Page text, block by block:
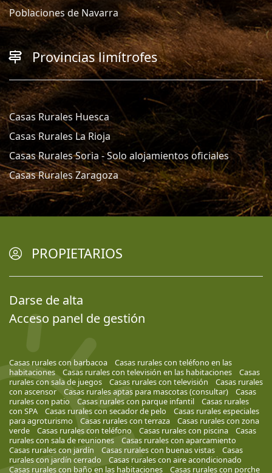
Poblaciones de Navarra
Provincias limítrofes
Casas Rurales Huesca
Casas Rurales La Rioja
Casas Rurales Soria - Solo alojamientos oficiales
Casas Rurales Zaragoza
PROPIETARIOS
Darse de alta
Acceso panel de gestión
Casas rurales con barbacoa
Casas rurales con teléfono en las
habitaciones
Casas rurales con televisión en las habitaciones
Casas
rurales con sala de juegos
Casas rurales con televisión
Casas rurales
con ascensor
Casas rurales aptas para mascotas (consultar)
Casas
rurales con patio
Casas rurales con parque infantil
Casas rurales
con SPA
Casas rurales con secador de pelo
Casas rurales especiales
para agroturismo
Casas rurales con terraza
Casas rurales con zona
verde
Casas rurales con teléfono Casas rurales con piscina
Casas
rurales con sala de reuniones
Casas rurales con aparcamiento
Casas rurales con jardín
Casas rurales con buenas vistas
Casas
rurales con jardín cerrado
Casas rurales con aire acondicionado
Casas rurales con baño en las habitaciones
Casas rurales con porche